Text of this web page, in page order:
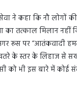
ने कहा कि नौ लोगों
का तत्काल मिलान नहीं
रूस पर “आतंकवादी
“खतरे के स्तर के लिहाज से
को भी इस बारे में कोई